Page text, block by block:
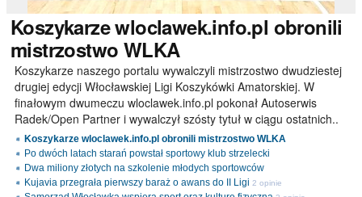
Koszykarzewloclawek.info.pl obronili
mistrzostwo WLKA
Koszykarze naszego portalu wywalczyli mistrzostwo dwudziestej
drugiej edycji Włocławskiej Ligi Koszykówki Amatorskiej. W
finałowym dwumeczu wloclawek.info.pl pokonał Autoserwis
Radek/Open Partner i wywalczył szósty tytuł w ciągu ostatnich..
Koszykarze wloclawek.info.pl obronili mistrzostwo WLKA
Po dwóch latach starań powstał sportowy klub strzelecki
Dwa miliony złotych na szkolenie młodych sportowców
Kujavia przegrała pierwszy baraż o awans do II Ligi 2 opinie